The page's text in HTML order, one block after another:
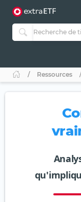
Ressources